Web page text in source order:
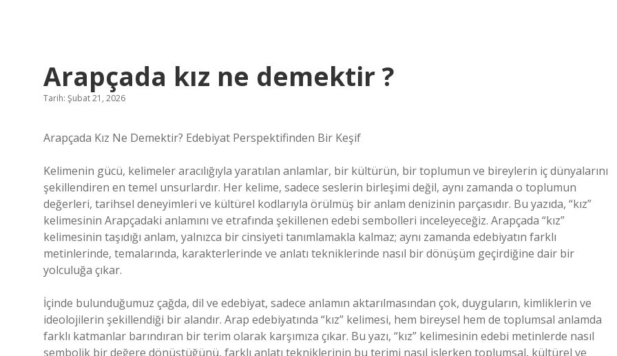
Arapçada kız ne demektir ?
Tarih: Şubat 21, 2026
Arapçada Kız Ne Demektir? Edebiyat Perspektifinden Bir Keşif
Kelimenin gücü, kelimeler aracılığıyla yaratılan anlamlar, bir kültürün, bir toplumun ve bireylerin iç dünyalarını
şekillendiren en temel unsurlardır. Her kelime, sadece seslerin birleşimi değil, aynı zamanda o toplumun
değerleri, tarihsel deneyimleri ve kültürel kodlarıyla örülmüş bir anlam denizinin parçasıdır. Bu yazıda, “kız”
kelimesinin Arapçadaki anlamını ve etrafında şekillenen edebi sembolleri inceleyeceğiz. Arapçada “kız”
kelimesinin taşıdığı anlam, yalnızca bir cinsiyeti tanımlamakla kalmaz; aynı zamanda edebiyatın farklı
metinlerinde, temalarında, karakterlerinde ve anlatı tekniklerinde nasıl bir dönüşüm geçirdiğine dair bir
yolculuğa çıkar.
İçinde bulunduğumuz çağda, dil ve edebiyat, sadece anlamın aktarılmasından çok, duyguların, kimliklerin ve
ideolojilerin şekillendiği bir alandır. Arap edebiyatında “kız” kelimesi, hem bireysel hem de toplumsal anlamda
farklı katmanlar barındıran bir terim olarak karşımıza çıkar. Bu yazı, “kız” kelimesinin edebi metinlerde nasıl
sembolik bir değere dönüştüğünü, farklı anlatı tekniklerinin bu terimi nasıl işlerken toplumsal, kültürel ve